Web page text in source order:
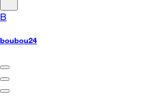
B
boubou24